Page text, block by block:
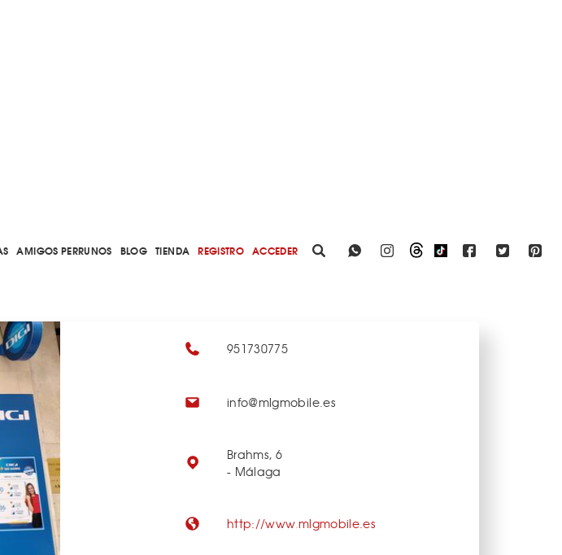
AMIGOS PERRUNOS BLOG TIENDA REGISTRO ACCEDER
951730775
info@mlgmobile.es
Brahms, 6
- Málaga
http://www.mlgmobile.es